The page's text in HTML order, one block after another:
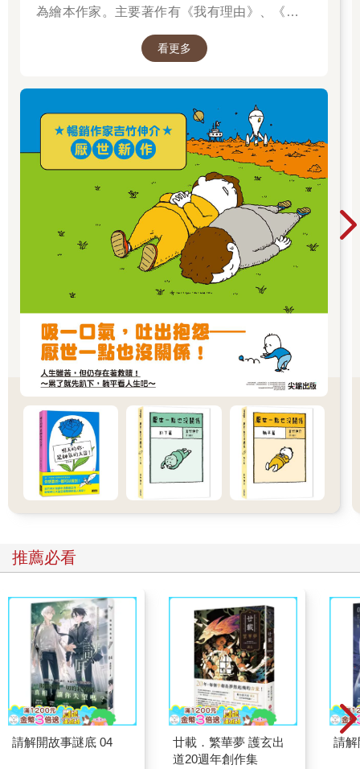
為繪本作家。主要著作有《我有理由》、《脫不
集》，散文《胡思亂想很有用：吉竹伸介的靈感
經兒童出版文化獎美術獎、紐約時報最優秀繪本
獎、波隆那拉加茲童書獎特別獎，作品被翻譯成
多種語言，在許多國家出版。
看更多
推薦必看
請解開故事謎底 04
廿載．繁華夢 護玄出
道20週年創作集
請解